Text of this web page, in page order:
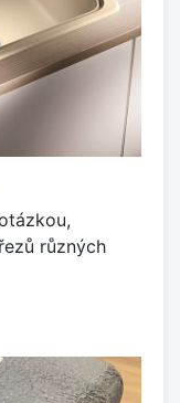
různých